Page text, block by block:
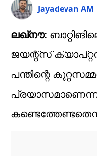
Jayadevan AM
ലഖ്‌നൗ:
ജയന്റ്‌സ്
പന്തിന്റെ